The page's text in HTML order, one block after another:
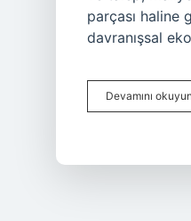
parçası haline
davranışsal
Devamını okuyun